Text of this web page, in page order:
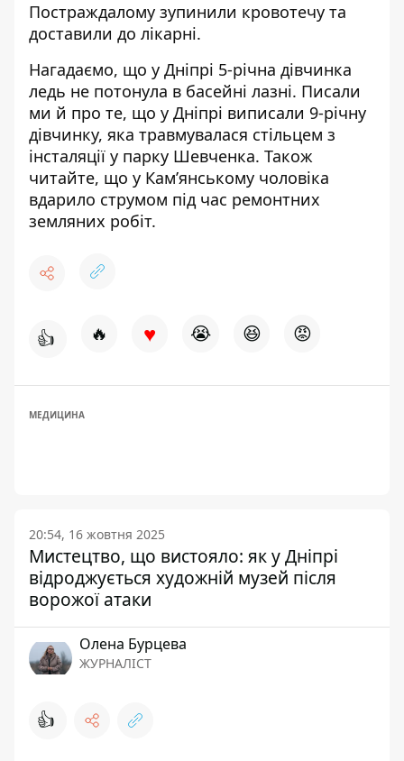
Постраждалому зупинили кровотечу та
доставили до лікарні.
Нагадаємо, що у Дніпрі 5-річна дівчинка
ледь не потонула в басейні лазні. Писали
ми й про те, що у Дніпрі виписали 9-річну
дівчинку, яка травмувалася стільцем з
інсталяції у парку Шевченка. Також
читайте, що у Камʼянському чоловіка
вдарило струмом під час ремонтних
земляних робіт.
👍 🔥 ♥ 😭 😆 😡
МЕДИЦИНА
20:54, 16 жовтня 2025
Мистецтво, що вистояло: як у Дніпрі
відроджується художній музей після
ворожої атаки
Олена Бурцева
ЖУРНАЛІСТ
👍